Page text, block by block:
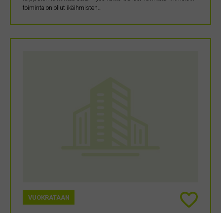
toiminta on ollut ikäihmisten…
VUOKRATAAN